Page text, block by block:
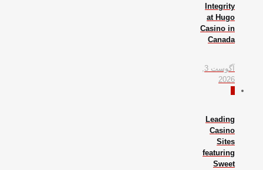
Integrity
at Hugo
Casino in
Canada
2026
Leading
Casino
Sites
featuring
Sweet